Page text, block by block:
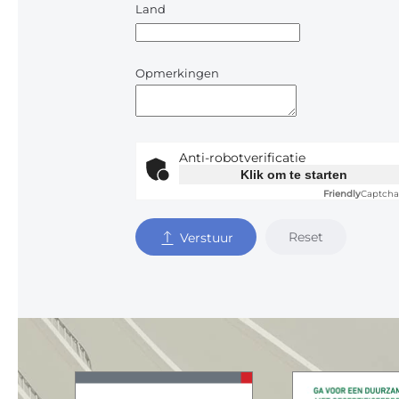
Land
Opmerkingen
Anti-robotverificatie
Klik om te starten
Friendly
Verstuur Reset